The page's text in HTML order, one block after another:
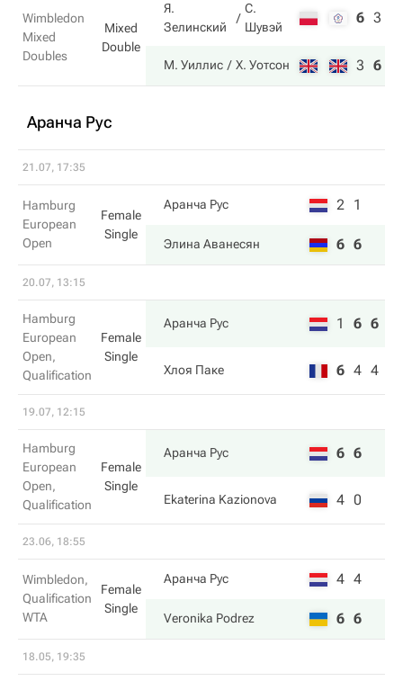
Wimbledon
Mixed
Doubles
Mixed
Double
Я.
Зелинский
С.
Шувэй
6 3
М. Уиллис Х. Уотсон 3 6
Аранча Рус
21.07, 17:35
Hamburg
European
Open
Female
Single
Аранча Рус 2 1
Элина Аванесян 6 6
20.07, 13:15
Hamburg
European
Open,
Qualification
Female
Single
Аранча Рус 1 6 6
Хлоя Паке 6 4 4
19.07, 12:15
Hamburg
European
Open,
Qualification
Female
Single
Аранча Рус 6 6
Ekaterina Kazionova 4 0
23.06, 18:55
Wimbledon,
Qualification
WTA
Female
Single
Аранча Рус 4 4
Veronika Podrez 6 6
18.05, 19:35